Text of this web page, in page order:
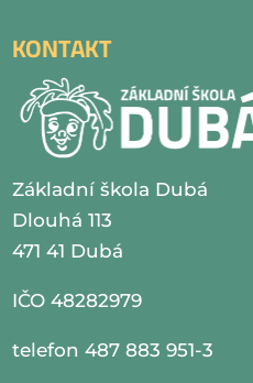
KONTAKT
Základní škola Dubá
Dlouhá 113
471 41 Dubá
IČO 48282979
telefon 487 883 951-3